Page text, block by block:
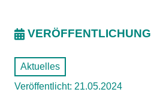
VERÖFFENTLICHUNG
Aktuelles
Veröffentlicht: 21.05.2024